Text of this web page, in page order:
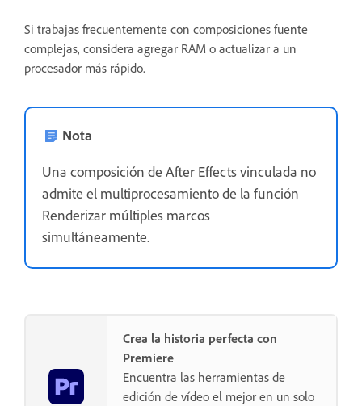
Si trabajas frecuentemente con composiciones fuente
complejas, considera agregar RAM o actualizar a un
procesador más rápido.
Nota
Una composición de After Effects vinculada no
admite el multiprocesamiento de la función
Renderizar múltiples marcos
simultáneamente.
Crea la historia perfecta con
Premiere
Encuentra las herramientas de
edición de vídeo el mejor en un solo